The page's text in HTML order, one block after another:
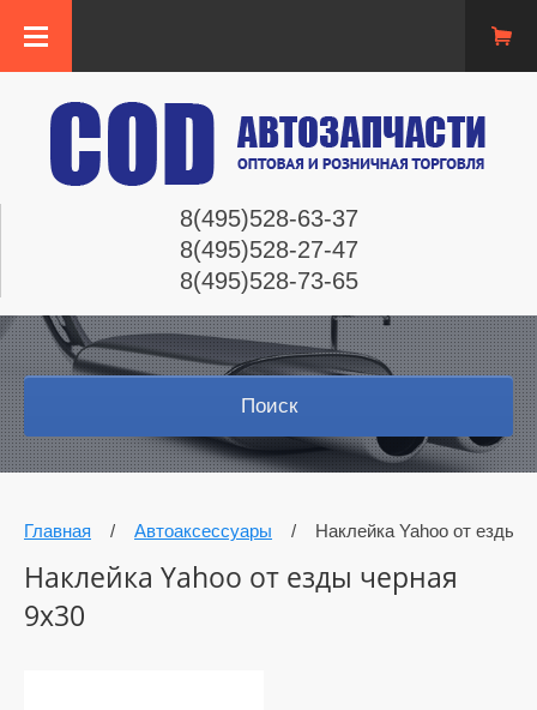
8(495)528-63-37
8(495)528-27-47
8(495)528-73-65
Поиск
Главная / Автоаксессуары / Наклейка Yahoo от езды
Наклейка Yahoo от езды черная
9х30